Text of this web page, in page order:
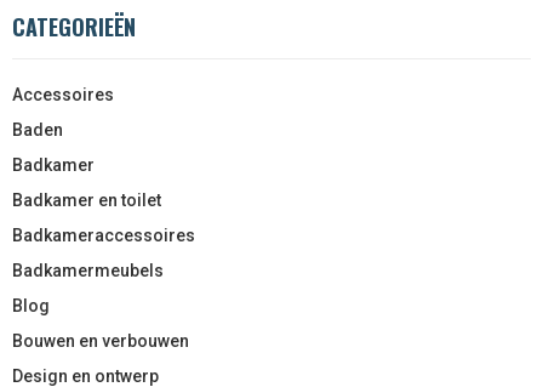
CATEGORIEËN
Accessoires
Baden
Badkamer
Badkamer en toilet
Badkameraccessoires
Badkamermeubels
Blog
Bouwen en verbouwen
Design en ontwerp